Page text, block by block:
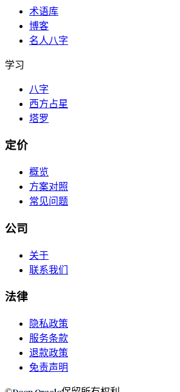
术语库
博客
名人八字
学习
八字
西方占星
塔罗
定价
概览
方案对照
常见问题
公司
关于
联系我们
法律
隐私政策
服务条款
退款政策
免责声明